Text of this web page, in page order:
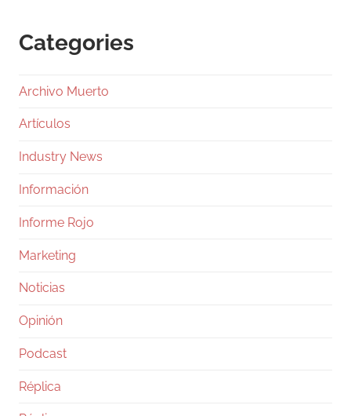
Categories
Archivo Muerto
Artículos
Industry News
Información
Informe Rojo
Marketing
Noticias
Opinión
Podcast
Réplica